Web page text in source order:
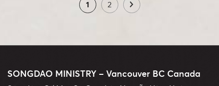
1 2
SONGDAO MINISTRY – Vancouver BC Canada